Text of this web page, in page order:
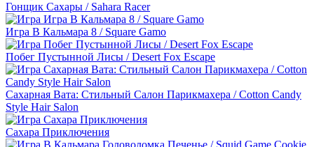
Гонщик Сахары / Sahara Racer
Игра В Кальмара 8 / Square Gamo
Побег Пустынной Лисы / Desert Fox Escape
Сахарная Вата: Стильный Салон Парикмахера / Cotton Candy
Style Hair Salon
Сахара Приключения